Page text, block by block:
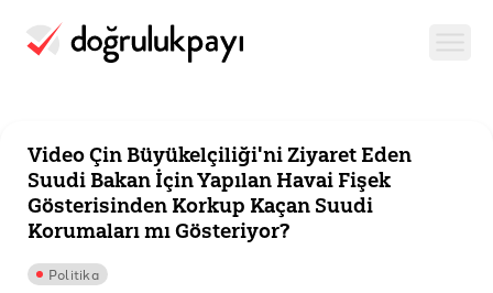
Video Çin Büyükelçiliği'ni Ziyaret Eden
Suudi Bakan İçin Yapılan Havai Fişek
Gösterisinden Korkup Kaçan Suudi
Korumaları mı Gösteriyor?
Politika